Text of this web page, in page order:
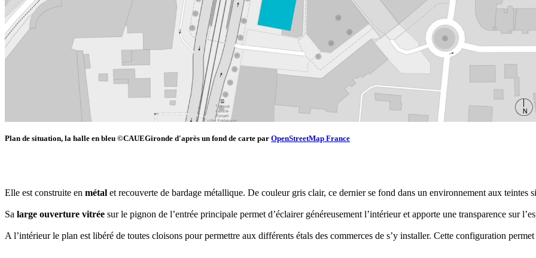
Plan de situation, la halle en bleu ©CAUEGironde d'après un fond de carte par OpenStreetMap France
Elle est construite en métal et recouverte de bardage métallique. De couleur gris clair, ce dernier se fond dans un environnement aux teintes
Sa large ouverture vitrée sur le pignon de l’entrée principale permet d’éclairer généreusement l’intérieur et apporte une transparence sur
A l’intérieur le plan est libéré de toutes cloisons pour permettre aux différents étals des commerces de s’y installer. Cette configuration